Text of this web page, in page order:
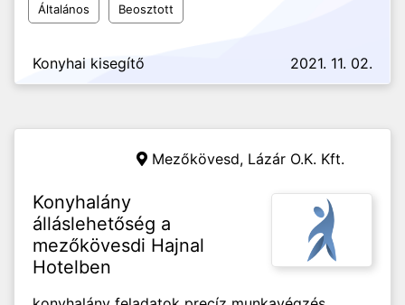
Általános Beosztott
Konyhai kisegítő 2021. 11. 02.
Mezőkövesd, Lázár O.K. Kft.
Konyhalány
álláslehetőség a
mezőkövesdi Hajnal
Hotelben